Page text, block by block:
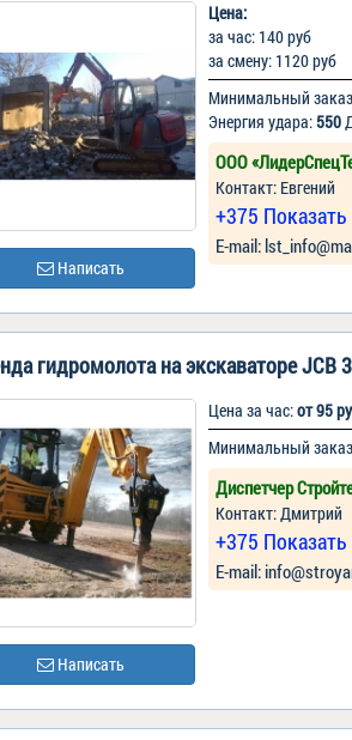
Написать
Цена:
за час: 140 руб
за смену: 1120 руб
Минимальный
Энергия удара: 550
ООО
Контакт: Евгений
+375
Е-mail:
гидромолота на экскаваторе JCB
Написать
Цена за час:от 95
Минимальный
Диспетчер
Контакт: Дмитрий
+375
Е-mail: